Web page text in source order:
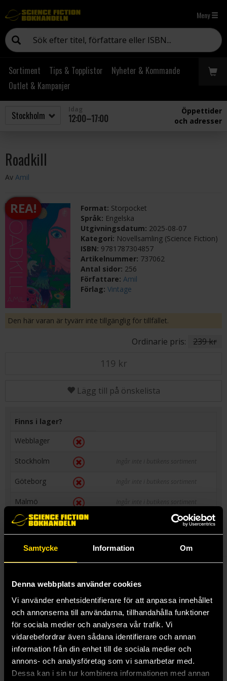
Samtycke Information Om
Denna webbplats använder cookies
Vi använder enhetsidentifierare för att anpassa innehållet
och annonserna till användarna, tillhandahålla funktioner
för sociala medier och analysera vår trafik. Vi
vidarebefordrar även sådana identifierare och annan
information från din enhet till de sociala medier och
annons- och analysföretag som vi samarbetar med.
Dessa kan i sin tur kombinera informationen med annan
Meny
Sortiment Tips & Topplistor
Nyheter & Kommande
Outlet & Kampanjer
12:00–17:00
Öppettider
och adresser
Roadkill
Av Amil
REA! Format: Storpocket
Språk: Engelska
Utgivningsdatum: 2025-08-07
Kategori: Novellsamling (Science Fiction)
ISBN: 9781787304857
Artikelnummer: 737062
Antal sidor: 256
Författare:Amil
Förlag:Vintage
Den här varan är tyvärr inte tillgänglig för tillfället.
Ordinarie pris: 239 kr
119 kr
Lägg till på önskelista
Finns i lager?
Webblager
Stockholm Ingår inte i butikens sortiment
Göteborg Ingår inte i butikens sortiment
Malmö
Linköping Ingår inte i butikens sortiment
Roadkill is for the next generation of readers of speculative
crave a fresh perspective. Featuring dystopian wastelands,
shamans, self-driving cars, tusked water deer and a divine sea
serpent, these six stylistically distinct stories form a sweeping
collection that explores contemporary subjects such as the
climate crisis, Korean idol culture and techno capitalism
through the lives of young women, their friendships and desire
for self-expression.